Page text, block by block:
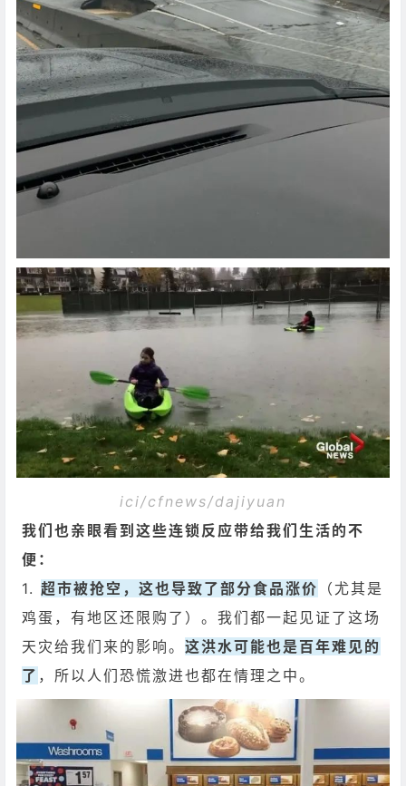
ici/cfnews/dajiyuan
我们也亲眼看到这些连锁反应带给我们生活的不
便：
1. 超市被抢空，这也导致了部分食品涨价 （尤其是
鸡蛋，有地区还限购了）。我们都一起见证了这场
天灾给我们来的影响。 这洪水可能也是百年难见的
了 ，所以人们恐慌激进也都在情理之中。